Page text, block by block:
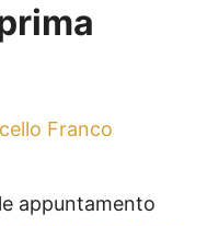
Franco
appuntamento